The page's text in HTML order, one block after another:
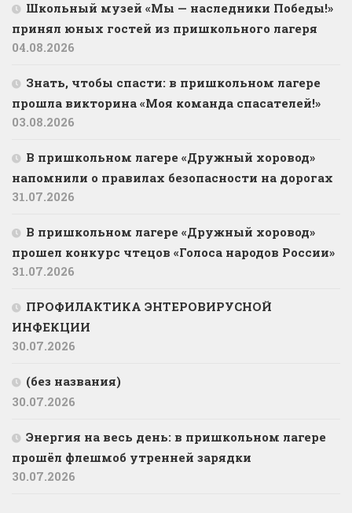
Школьный музей «Мы — наследники Победы!»
принял юных гостей из пришкольного лагеря
04.08.2026
Знать, чтобы спасти: в пришкольном лагере
прошла викторина «Моя команда спасателей!»
03.08.2026
В пришкольном лагере «Дружный хоровод»
напомнили о правилах безопасности на дорогах
31.07.2026
В пришкольном лагере «Дружный хоровод»
прошел конкурс чтецов «Голоса народов России»
31.07.2026
ПРОФИЛАКТИКА ЭНТЕРОВИРУСНОЙ
ИНФЕКЦИИ
30.07.2026
(без названия)
30.07.2026
️Энергия на весь день: в пришкольном лагере
прошёл флешмоб утренней зарядки
30.07.2026